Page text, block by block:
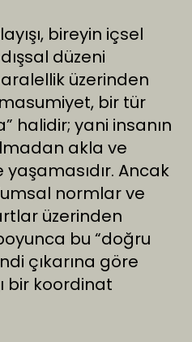
bireyin içsel
düzeni
üzerinden
bir tür
halidir; yani insanın
akla ve
Ancak
normlar ve
üzerinden
bu “doğru
çıkarına göre
bir koordinat